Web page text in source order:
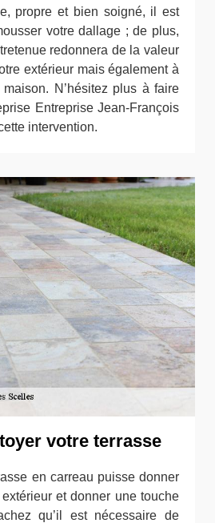
propre et bien soigné, il est
votre dallage ; de plus,
redonnera de la valeur
extérieur mais également à
N’hésitez plus à faire
Entreprise Jean-François
intervention.
votre terrasse
en carreau puisse donner
et donner une touche
qu’il est nécessaire de